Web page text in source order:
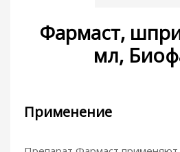
Фармаст,
мл,
Применение